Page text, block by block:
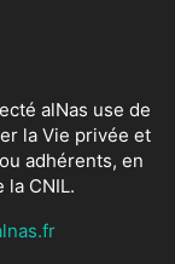
alNas use de
la Vie privée et
adhérents, en
la CNIL.